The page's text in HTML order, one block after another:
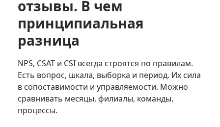
отзывы. В чем
принципиальная
разница
NPS, CSAT и CSI всегда строятся по правилам.
Есть вопрос, шкала, выборка и период. Их сила
в сопоставимости и управляемости. Можно
сравнивать месяцы, филиалы, команды,
процессы.